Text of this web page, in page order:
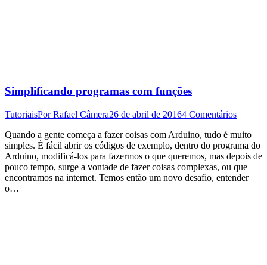
Simplificando programas com funções
TutoriaisPorRafael Câmera26 de abril de 20164 Comentários
Quando a gente começa a fazer coisas com Arduino, tudo é muito
simples. É fácil abrir os códigos de exemplo, dentro do programa do
Arduino, modificá-los para fazermos o que queremos, mas depois de
pouco tempo, surge a vontade de fazer coisas complexas, ou que
encontramos na internet. Temos então um novo desafio, entender
o…